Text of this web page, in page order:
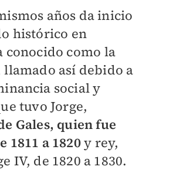
años da inicio
histórico en
conocido como la
llamado así debido a
social y
tuvo Jorge,
Gales, quien fue
1811 a 1820y rey,
IV, de 1820 a 1830.